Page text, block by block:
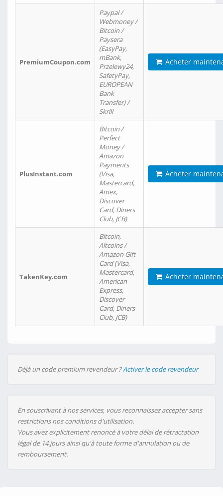
PremiumCoupon.com
Paypal /
Webmoney /
Bitcoin /
Paysera
(EasyPay,
mBank,
Przelewy24,
SafetyPay,
EUROPEAN
Bank
Transfer) /
Skrill
Acheter
PlusInstant.com
Bitcoin /
Perfect
Money /
Amazon
Payments
(Visa,
Mastercard,
Amex,
Discover
Card, Diners
Club, JCB)
Acheter
TakenKey.com
Bitcoin,
Altcoins /
Amazon Gift
Card (Visa,
Mastercard,
American
Express,
Discover
Card, Diners
Club, JCB)
Acheter
Déjà un code premium revendeur ?Activer le code revendeur
En souscrivant à nos services, vous reconnaissez accepter sans
restrictions nos conditions d'utilisation.
Vous avez explicitement renoncé à votre délai de rétractation
légal de 14 jours ainsi qu'à toute forme d'annulation ou de
remboursement.